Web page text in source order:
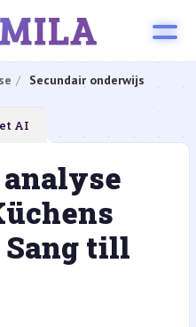
Secundair onderwijs
AI
Sang till